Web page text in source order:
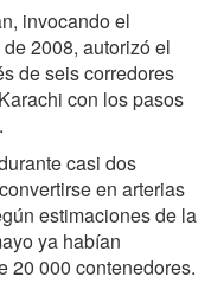
invocando el
2008, autorizó el
de seis corredores
con los pasos
casi dos
en arterias
estimaciones de la
ya habían
20 000 contenedores.